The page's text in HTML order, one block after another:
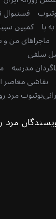
فستیوال
پا کمپین
ماجراهای من
سلفی
مدرسه
نقاشی معاصر
یوتیوب مرد
مرد